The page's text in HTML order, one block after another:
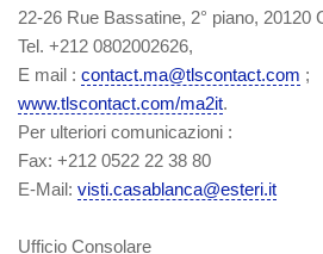
22-26 Rue Bassatine, 2° piano, 20120
Tel. +212 0802002626,
E mail : contact.ma@tlscontact.com ;
www.tlscontact.com/ma2it.
Per ulteriori comunicazioni :
Fax: +212 0522 22 38 80
E-Mail: visti.casablanca@esteri.it
Ufficio Consolare